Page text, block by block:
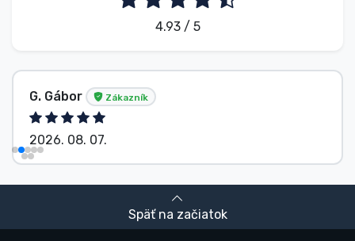
4.93 / 5
G. Gábor Zákazník
2026. 08. 07.
Späť na začiatok